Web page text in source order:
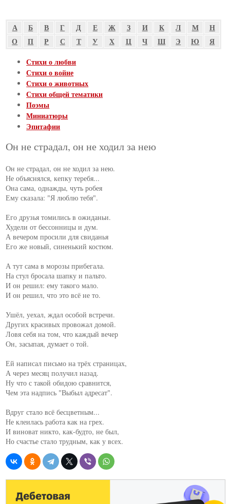
А Б В Г Д Е Ж З И К Л М
Н
О
П Р С Т У Х Ц Ч Ш Э Ю
Я
Стихи о любви
Стихи о войне
Стихи о животных
Стихи общей тематики
Поэмы
Миниатюры
Эпитафии
Он не страдал, он не ходил за нею
Он не страдал, он не ходил за нею.
Не объяснялся, кепку теребя...
Она сама, однажды, чуть робея
Ему сказала: "Я люблю тебя".
Его друзья томились в ожиданьи.
Худели от бессонницы и дум.
А вечером просили для свиданья
Его же новый, синенький костюм.
А тут сама в морозы прибегала.
На стул бросала шапку и пальто.
И он решил: ему такого мало.
И он решил, что это всё не то.
Ушёл, уехал, ждал особой встречи.
Других красивых провожал домой.
Ловя себя на том, что каждый вечер
Он, засыпая, думает о той.
Ей написал письмо на трёх страницах,
А через месяц получил назад.
Ну что с такой обидою сравнится,
Чем эта надпись "Выбыл адресат".
Вдруг стало всё бесцветным...
Не клеилась работа как на грех.
И виноват никто, как-будто, не был,
Но счастье стало трудным, как у всех.